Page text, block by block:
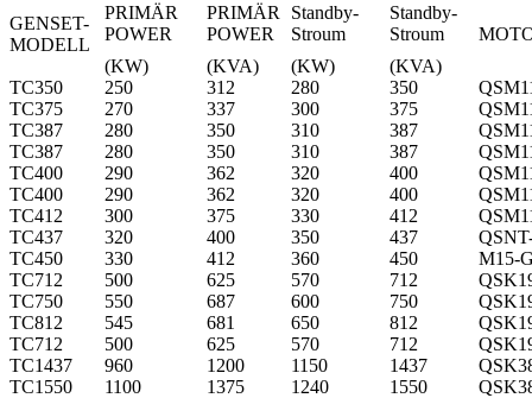
GENSET-
MODELL
PRIMÄR
POWER
PRIMÄR
POWER
Standby-
Stroum
Standby-
Stroum
(KW)
(KVA) (KW)
(KVA)
TC350
250 312 280 350
TC375
270 337 300 375
TC387
280 350 310 387
TC387
280 350 310 387
TC400
290 362 320 400
TC400
290 362 320 400
TC412
300 375 330 412
TC437
320 400 350 437
TC450
330 412 360 450
M15-
TC712
500 625 570 712
TC750
550 687 600 750
TC812
545 681 650 812
TC712
500 625 570 712
TC1437
960 1200 1150 1437
TC1550
1100 1375 1240 1550